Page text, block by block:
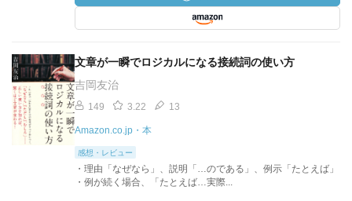
文章が一瞬でロジカルになる接続詞の使い方
吉岡友治
149 3.22 13
Amazon.co.jp・本
感想・レビュー
・理由「なぜなら」、説明「…のである」、例示「たとえば」
・例が続く場合、「たとえば…実際...